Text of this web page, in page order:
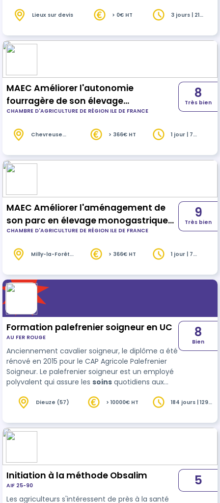
exclusivement par un échange d’argent.
à ces activités. Il est également applica…
Lieux sur devis > 0€ HT
3 jours | 21
MAEC Améliorer l'autonomie
fourragère de son élevage
d'herbivores
CHAMBRE D'AGRICULTURE DE RÉGION ILE DE FRANCE
8
Très bien
Chevreuse
> 366€ HT
1 jour | 7
MAEC Améliorer l'aménagement de
son parc en élevage monogastrique
de plein air
CHAMBRE D'AGRICULTURE DE RÉGION ILE DE FRANCE
9
Très bien
Milly-la-Forêt
> 366€ HT
1 jour | 7
Formation palefrenier soigneur en UC
AU FER ROUGE
Anciennement cavalier soigneur, le diplôme a été
rénové en 2015 pour le CAP Agricole Palefrenier
Soigneur. Le palefrenier soigneur est un employé
polyvalent qui assure les soins quotidiens aux
travaux d’entretien d’écurie, des espaces de
et des abords de l’entreprise. Observateur
privilégié, il doit percevoir les changements et …
8
Bien
Dieuze (57) > 10000€ HT
184 jours | 1290
Initiation à la méthode Obsalim
AIF 25-90
Les agriculteurs s'intéressent de près à la santé
5